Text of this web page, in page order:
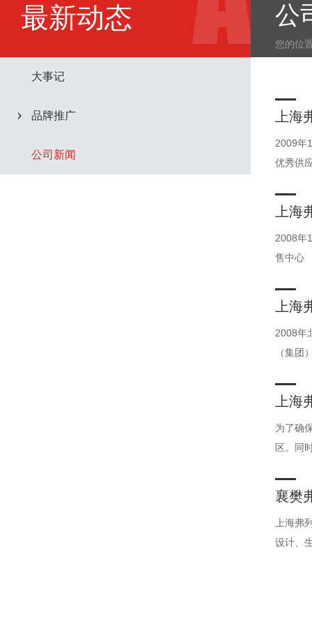
最新动态
大事记
品牌推广
公司新闻
公
您的位
上
2009年
优秀供
上
2008年
售中心
上
2008年
（集团
上海
为了确
区。同
襄樊
上海弗
设计、